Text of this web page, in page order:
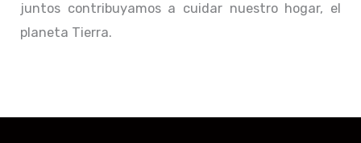
juntos contribuyamos a cuidar nuestro hogar, el
planeta Tierra.